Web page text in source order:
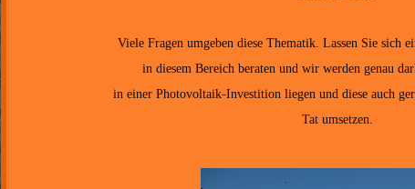
Viele Fragen umgeben diese Thematik. Lassen Sie sich
in diesem Bereich beraten und wir werden genau
in einer Photovoltaik-Investition liegen und diese auch
Tat umsetzen.